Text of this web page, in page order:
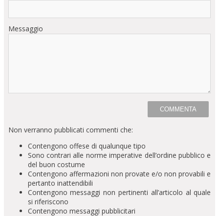
Messaggio
Non verranno pubblicati commenti che:
Contengono offese di qualunque tipo
Sono contrari alle norme imperative dell’ordine pubblico e
del buon costume
Contengono affermazioni non provate e/o non provabili e
pertanto inattendibili
Contengono messaggi non pertinenti all’articolo al quale
si riferiscono
Contengono messaggi pubblicitari